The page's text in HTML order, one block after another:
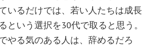
いるだけでは、若い人たちは成長
いう選択を30代で取ると思う。
やる気のある人は、辞めるだろ